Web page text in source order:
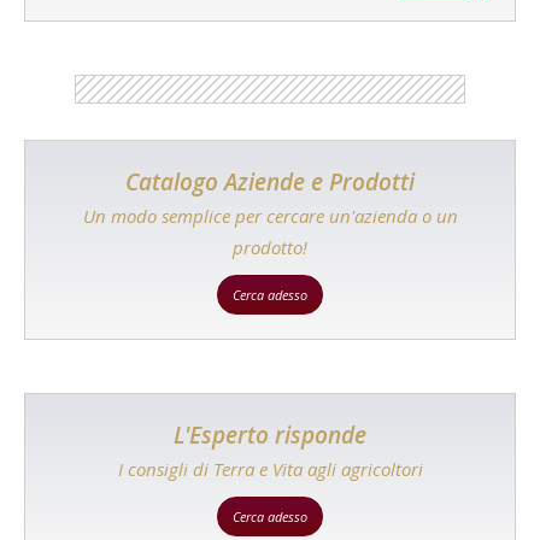
Catalogo Aziende e Prodotti
Un modo semplice per cercare un'azienda o un
prodotto!
Cerca adesso
L'Esperto risponde
I consigli di Terra e Vita agli agricoltori
Cerca adesso